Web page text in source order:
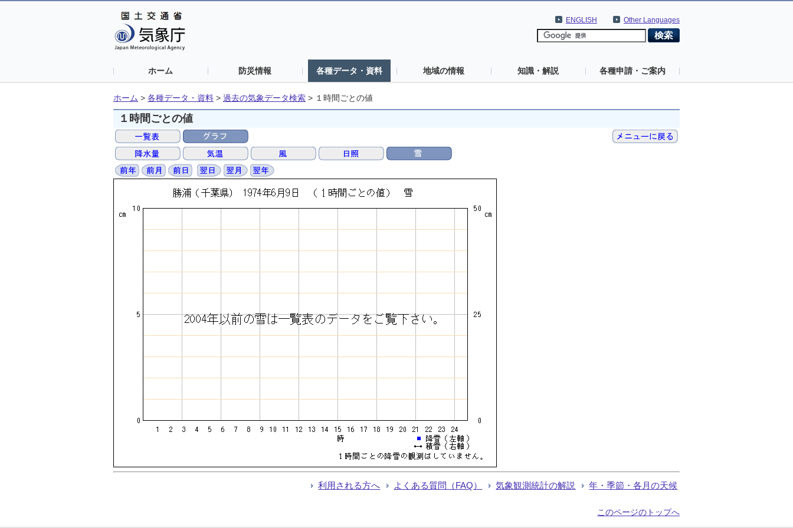
Other Languages
ENGLISH
ホーム 防災情報 各種データ・資料 地域の情報 知識・解説 各種申請・ご案内
ホーム > 各種データ・資料 > 過去の気象データ検索 > １時間ごとの値
１時間ごとの値
利用される方へ よくある質問（FAQ） 気象観測統計の解説 年・季節・各月の天候
このページのトップへ